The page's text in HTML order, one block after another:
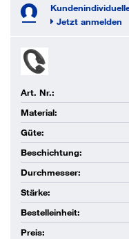
Jetzt anmelden
Art. Nr.:
Material:
Güte:
Beschichtung:
Durchmesser:
Stärke:
Bestelleinheit:
Preis: